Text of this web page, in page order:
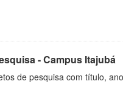
- Campus Itajubá
de pesquisa com título,